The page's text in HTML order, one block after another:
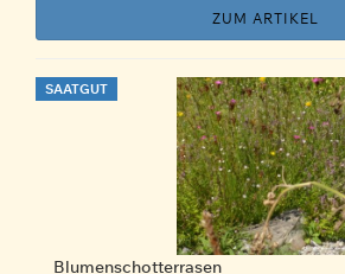
ZUM ARTIKEL
SAATGUT
Blumenschotterrasen